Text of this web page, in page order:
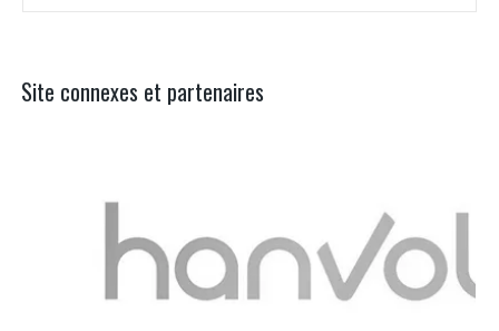
Site connexes et partenaires